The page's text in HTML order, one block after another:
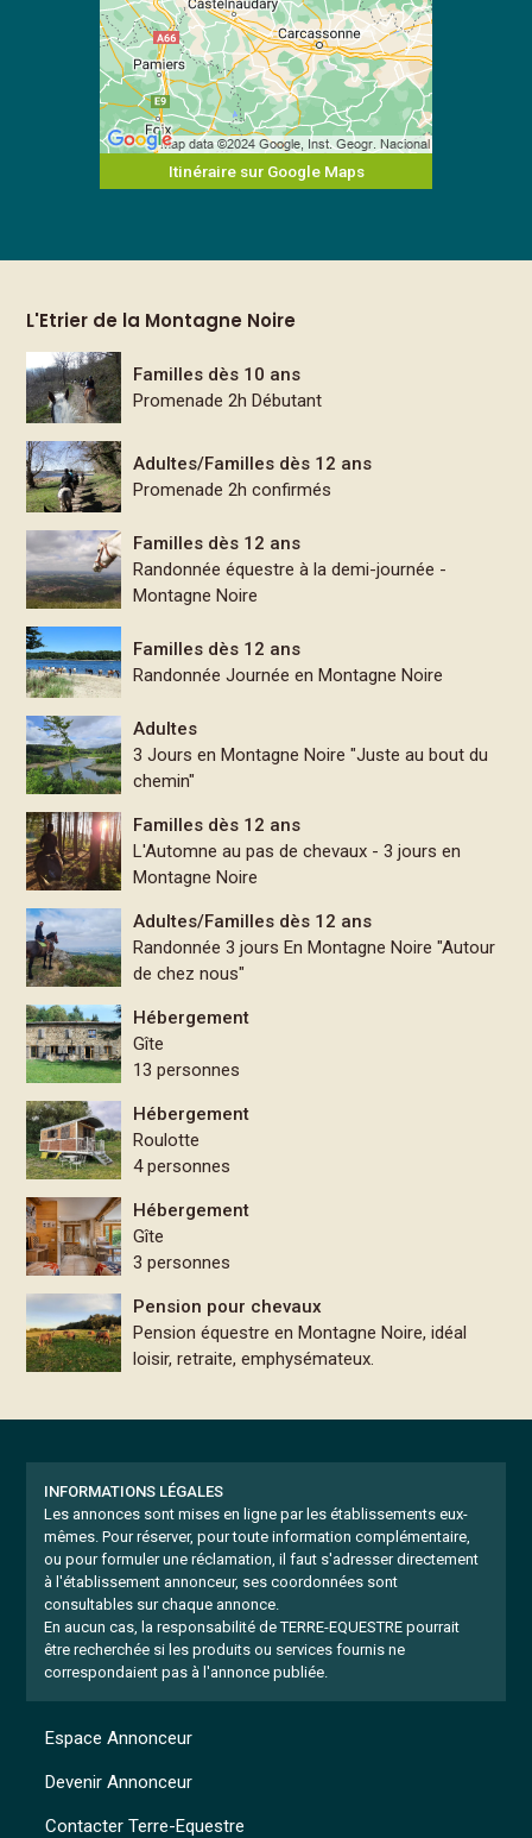
Itinéraire sur Google Maps
L'Etrier de la Montagne Noire
Familles dès 10 ans
Promenade 2h Débutant
Adultes/Familles dès 12 ans
Promenade 2h confirmés
Familles dès 12 ans
Randonnée équestre à la demi-journée -
Montagne Noire
Familles dès 12 ans
Randonnée Journée en Montagne Noire
Adultes
3 Jours en Montagne Noire "Juste au bout du
chemin"
Familles dès 12 ans
L'Automne au pas de chevaux - 3 jours en
Montagne Noire
Adultes/Familles dès 12 ans
Randonnée 3 jours En Montagne Noire "Autour
de chez nous"
Hébergement
Gîte
13 personnes
Hébergement
Roulotte
4 personnes
Hébergement
Gîte
3 personnes
Pension pour chevaux
Pension équestre en Montagne Noire, idéal
loisir, retraite, emphysémateux.
INFORMATIONS LÉGALES
Les annonces sont mises en ligne par les établissements eux-
mêmes. Pour réserver, pour toute information complémentaire,
ou pour formuler une réclamation, il faut s'adresser directement
à l'établissement annonceur, ses coordonnées sont
consultables sur chaque annonce.
En aucun cas, la responsabilité de TERRE-EQUESTRE pourrait
être recherchée si les produits ou services fournis ne
correspondaient pas à l'annonce publiée.
Espace Annonceur
Devenir Annonceur
Contacter Terre-Equestre